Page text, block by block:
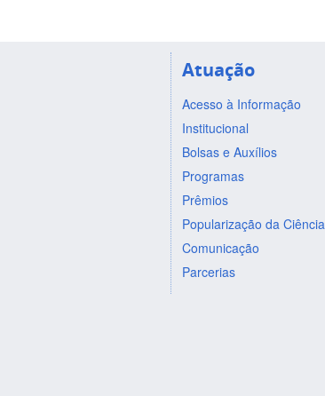
Atuação
Acesso à Informação
Institucional
Bolsas e Auxílios
Programas
Prêmios
Popularização da Ciência
Comunicação
Parcerias